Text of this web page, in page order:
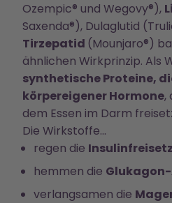
Ozempic® und Wegovy®),
Saxenda®), Dulaglutid
Tirzepatid (Mounjaro®)
ähnlichen Wirkprinzip. Als
synthetische Proteine,
körpereigener Hormone,
dem Essen im Darm
Die Wirkstoffe…
regen die
hemmen die
verlangsamen die